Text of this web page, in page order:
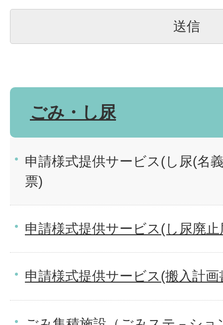
ごみ・し尿
申請様式提供サービス(し尿(名
票)
申請様式提供サービス(し尿廃止
申請様式提供サービス(搬入計画